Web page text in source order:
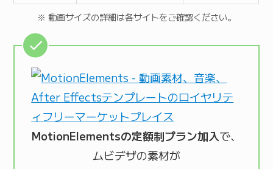
※ 動画サイズの詳細は各サイトをご確認ください。
MotionElementsの定額制プラン加入で、
ムビデザの素材が